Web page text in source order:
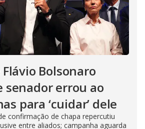
Bolsonaro
senador errou ao
para ‘cuidar’ dele
confirmação de chapa repercutiu
entre aliados; campanha aguarda